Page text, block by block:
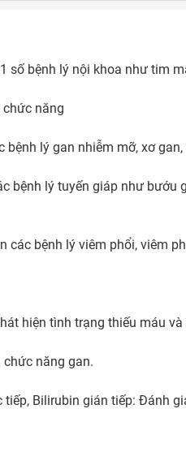
số bệnh lý nội khoa như tim
năng
bệnh lý gan nhiễm mỡ, xơ
bệnh lý tuyến giáp như
các bệnh lý viêm phổi, viêm
hiện tình trạng thiếu máu và
chức năng gan.
Bilirubin gián tiếp: Đánh